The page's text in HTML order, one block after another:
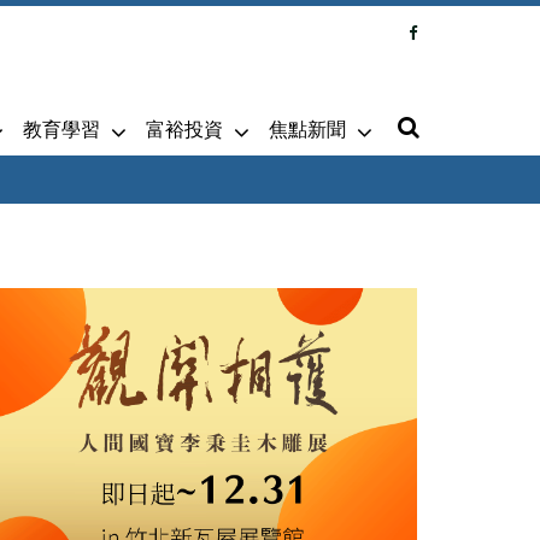
教育學習 富裕投資 焦點新聞